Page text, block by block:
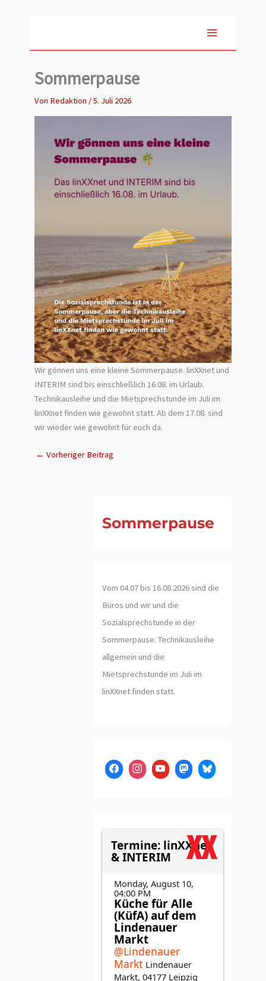
springen
Sommerpause
Von Redaktion /5. Juli 2026
Wir gönnen uns eine kleine Sommerpause. linXXnet und
INTERIM sind bis einschließlich 16.08. im Urlaub.
Technikausleihe und die Mietsprechstunde im Juli im
linXXnet finden wie gewohnt statt. Ab dem 17.08. sind
wir wieder wie gewohnt für euch da.
← Vorheriger Beitrag
Sommerpause
Vom 04.07 bis 16.08.2026 sind die
Büros und wir und die
Sozialsprechstunde in der
Sommerpause. Technikausleihe
allgemein und die
Mietsprechstunde im Juli im
linXXnet finden statt.